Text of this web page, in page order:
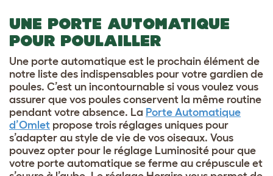
UNE PORTE AUTOMATIQUE
POUR POULAILLER
Une porte automatique est le prochain élément de
notre liste des indispensables pour votre gardien de
poules. C’est un incontournable si vous voulez vous
assurer que vos poules conservent la même routine
pendant votre absence. La Porte Automatique
d’Omlet propose trois réglages uniques pour
s’adapter au style de vie de vos oiseaux. Vous
pouvez opter pour le réglage Luminosité pour que
votre porte automatique se ferme au crépuscule et